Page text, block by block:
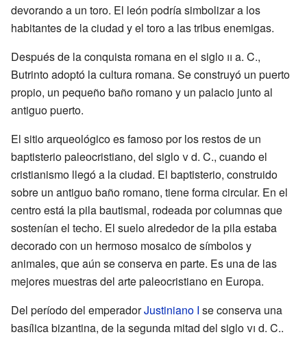
devorando a un toro. El león podría simbolizar a los
habitantes de la ciudad y el toro a las tribus enemigas.
Después de la conquista romana en el siglo ii a. C.,
Butrinto adoptó la cultura romana. Se construyó un puerto
propio, un pequeño baño romano y un palacio junto al
antiguo puerto.
El sitio arqueológico es famoso por los restos de un
baptisterio paleocristiano, del siglovd. C., cuando el
cristianismo llegó a la ciudad. El baptisterio, construido
sobre un antiguo baño romano, tiene forma circular. En el
centro está la pila bautismal, rodeada por columnas que
sostenían el techo. El suelo alrededor de la pila estaba
decorado con un hermoso mosaico de símbolos y
animales, que aún se conserva en parte. Es una de las
mejores muestras del arte paleocristiano en Europa.
Del período del emperadorJustiniano I se conserva una
basílica bizantina, de la segunda mitad del siglovi d. C..